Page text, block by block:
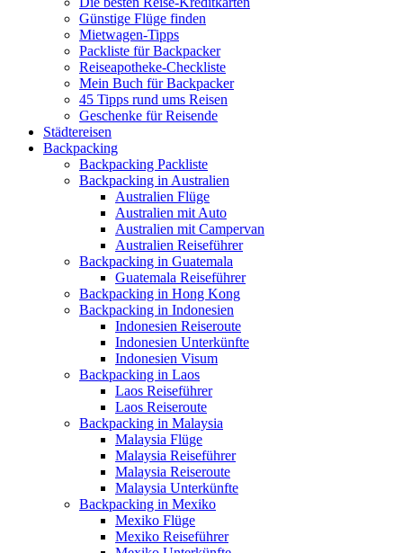
Günstige Flüge finden
Mietwagen-Tipps
Packliste für Backpacker
Reiseapotheke-Checkliste
Mein Buch für Backpacker
45 Tipps rund ums Reisen
Geschenke für Reisende
Städtereisen
Backpacking
Backpacking Packliste
Backpacking in Australien
Australien Flüge
Australien mit Auto
Australien mit Campervan
Australien Reiseführer
Backpacking in Guatemala
Guatemala Reiseführer
Backpacking in Hong Kong
Backpacking in Indonesien
Indonesien Reiseroute
Indonesien Unterkünfte
Indonesien Visum
Backpacking in Laos
Laos Reiseführer
Laos Reiseroute
Backpacking in Malaysia
Malaysia Flüge
Malaysia Reiseführer
Malaysia Reiseroute
Malaysia Unterkünfte
Backpacking in Mexiko
Mexiko Flüge
Mexiko Reiseführer